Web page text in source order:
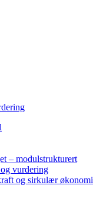
– modulstrukturert
vurdering
og sirkulær økonomi